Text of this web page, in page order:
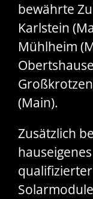
bewährte
Karlstein
Mühlheim
(Main).
Zusätzlich